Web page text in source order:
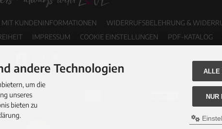
MIT KUNDENINFORMATIONEN WIDERRUFSBELEHRUNG &
IMPRESSUM COOKIE EINSTELLUNGEN PDF-KATALOG
andere Technologien
um die
unseres
bieten zu
ALLE
NUR